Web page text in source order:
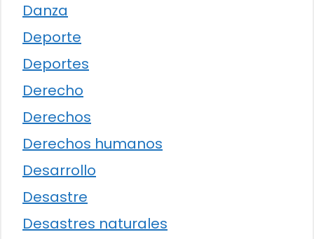
Danza
Deporte
Deportes
Derecho
Derechos
Derechos humanos
Desarrollo
Desastre
Desastres naturales